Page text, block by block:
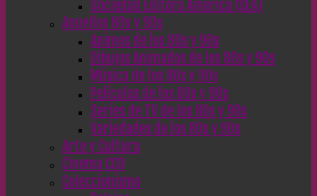
Sociedad Editora América (SEA)
Aquellos 80s y 90s
Animes de los 80s y 90s
Dibujos Animados de los 80s y 90s
Música de los 80s y 90s
Películas de los 80s y 90s
Series de TV de los 80s y 90s
Variedades de los 80s y 90s
Arte y Cultura
Cinema CC0
Coleccionismo